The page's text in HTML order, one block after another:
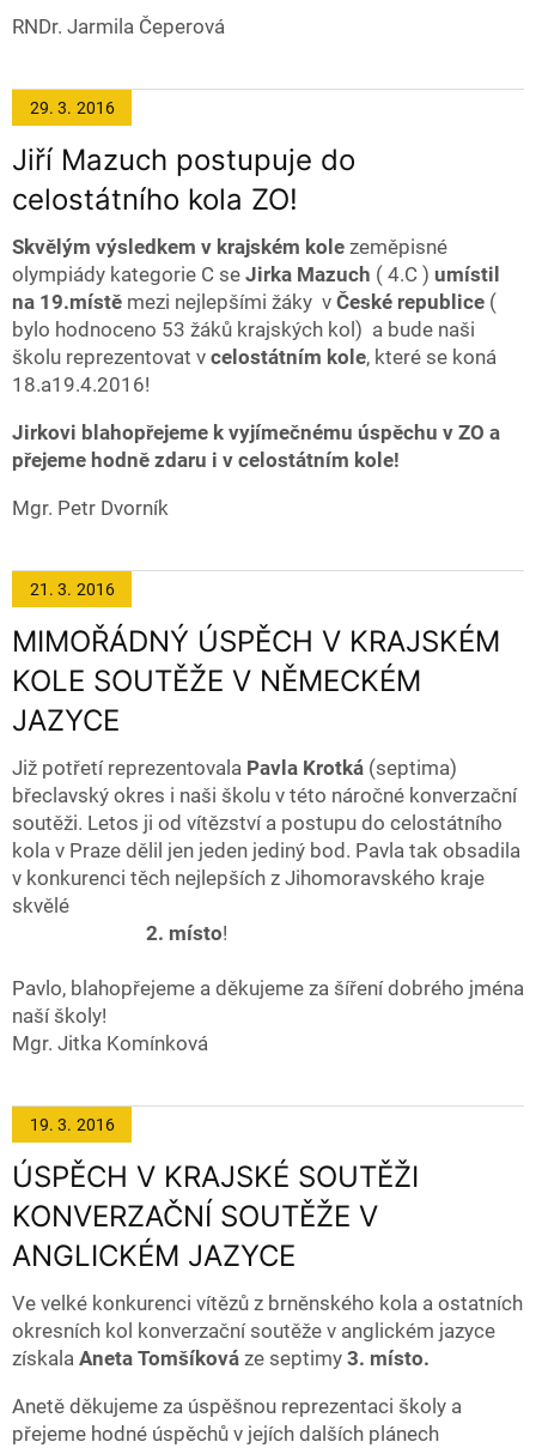
RNDr. Jarmila Čeperová
29. 3. 2016
Jiří Mazuch postupuje do
celostátního kola ZO!
Skvělým výsledkem v krajském kole zeměpisné
olympiády kategorie C se Jirka Mazuch ( 4.C ) umístil
na 19.místě mezi nejlepšími žáky v České republice (
bylo hodnoceno 53 žáků krajských kol) a bude naši
školu reprezentovat v celostátním kole, které se koná
18.a19.4.2016!
Jirkovi blahopřejeme k vyjímečnému úspěchu v ZO a
přejeme hodně zdaru i v celostátním kole!
Mgr. Petr Dvorník
21. 3. 2016
MIMOŘÁDNÝ ÚSPĚCH V KRAJSKÉM
KOLE SOUTĚŽE V NĚMECKÉM
JAZYCE
Již potřetí reprezentovala Pavla Krotká (septima)
břeclavský okres i naši školu v této náročné konverzační
soutěži. Letos ji od vítězství a postupu do celostátního
kola v Praze dělil jen jeden jediný bod. Pavla tak obsadila
v konkurenci těch nejlepších z Jihomoravského kraje
skvělé
2. místo!
Pavlo, blahopřejeme a děkujeme za šíření dobrého jména
naší školy!
Mgr. Jitka Komínková
19. 3. 2016
ÚSPĚCH V KRAJSKÉ SOUTĚŽI
KONVERZAČNÍ SOUTĚŽE V
ANGLICKÉM JAZYCE
Ve velké konkurenci vítězů z brněnského kola a ostatních
okresních kol konverzační soutěže v anglickém jazyce
získala Aneta Tomšíková ze septimy 3. místo.
Anetě děkujeme za úspěšnou reprezentaci školy a
přejeme hodné úspěchů v jejích dalších plánech